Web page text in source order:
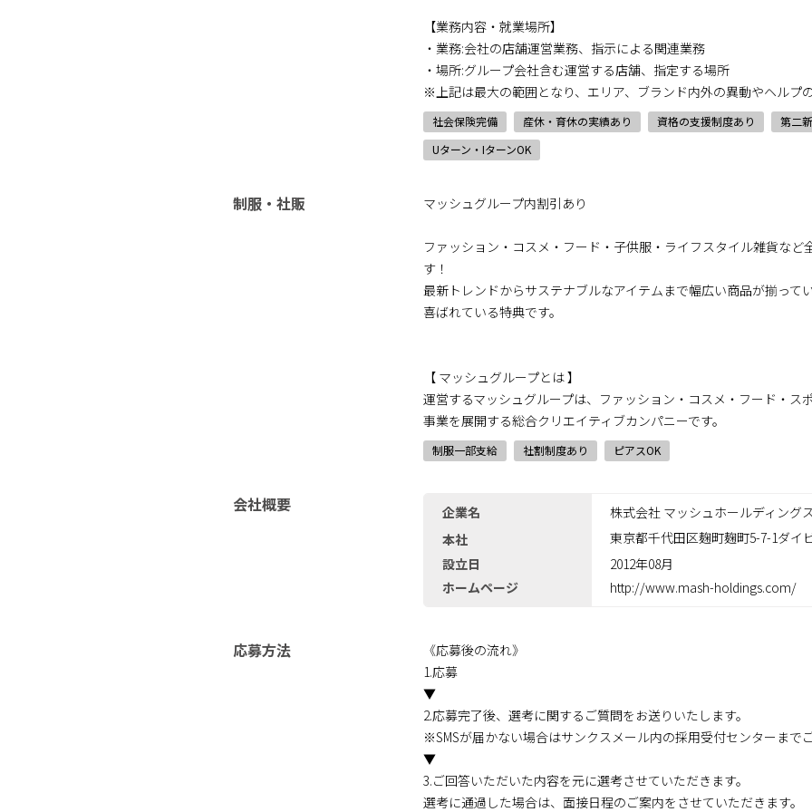
【業務内容・就業場所】
・業務:会社の店舗運営業務、指示による関連業務
・場所:グループ会社含む運営する店舗、指定する場所
※上記は最大の範囲となり、エリア、ブランド内外の異動やヘルプ
社会保険完備 産休・育休の実績あり 資格の支援制度あり
第二
Uターン・IターンOK
制服・社販 マッシュグループ内割引あり
ファッション・コスメ・フード・子供服・ライフスタイル雑貨など
す！
最新トレンドからサステナブルなアイテムまで幅広い商品が揃って
喜ばれている特典です。
【 マッシュグループとは 】
運営するマッシュグループは、ファッション・コスメ・フード・ス
事業を展開する総合クリエイティブカンパニーです。
制服一部支給 社割制度あり ピアスOK
会社概要 企業名
株式会社 マッシュホールディング
本社
東京都千代田区麹町麹町5-7-1ダイ
設立日
2012年08月
ホームページ
http://www.mash-holdings.com/
応募方法
《応募後の流れ》
1.応募
▼
2.応募完了後、選考に関するご質問をお送りいたします。
※SMSが届かない場合はサンクスメール内の採用受付センターまで
▼
3.ご回答いただいた内容を元に選考させていただきます。
選考に通過した場合は、面接日程のご案内をさせていただきます。